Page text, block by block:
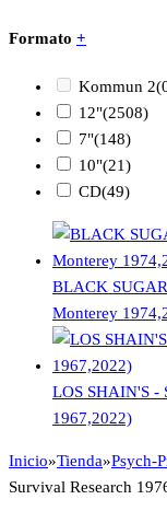
Formato +
Kommun 2
12"(2508)
7"(148)
10"(21)
CD(49)
BLACK
Monterey
LOS SHAIN'S -
1967,2022)
Inicio»Tienda»Psych-
Survival Research